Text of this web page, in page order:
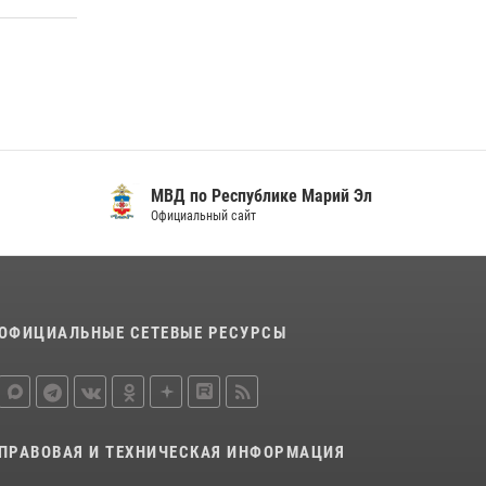
приняли участие в праздновании Дня семьи,
08 июля 2026, 13:48 16 1
МВД по Республике Марий Эл
Официальный сайт
СЕТЕВЫЕ РЕСУРСЫ
ПРАВОВАЯ И ТЕХНИЧЕСКАЯ ИНФОРМАЦИЯ